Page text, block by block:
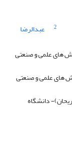
2 عبدالرضا
های علمی و صنعتی
های علمی و صنعتی
دانشگاه